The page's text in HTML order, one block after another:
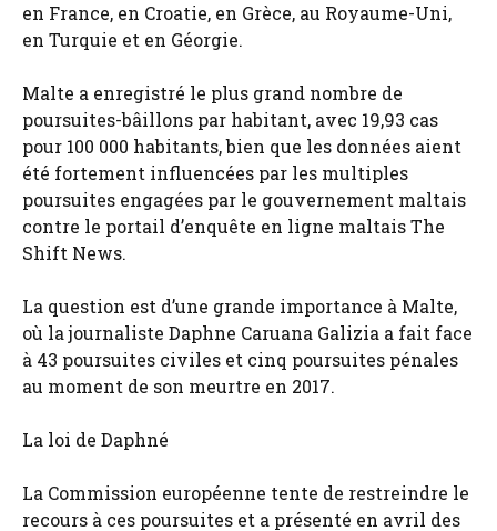
en France, en Croatie, en Grèce, au Royaume-Uni,
en Turquie et en Géorgie.
Malte a enregistré le plus grand nombre de
poursuites-bâillons par habitant, avec 19,93 cas
pour 100 000 habitants, bien que les données aient
été fortement influencées par les multiples
poursuites engagées par le gouvernement maltais
contre le portail d’enquête en ligne maltais The
Shift News.
La question est d’une grande importance à Malte,
où la journaliste Daphne Caruana Galizia a fait face
à 43 poursuites civiles et cinq poursuites pénales
au moment de son meurtre en 2017.
La loi de Daphné
La Commission européenne tente de restreindre le
recours à ces poursuites et a présenté en avril des